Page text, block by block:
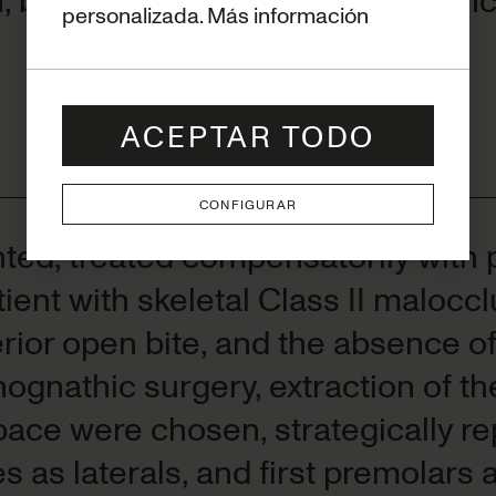
treated compensatorily
with skeletal Class II
open bite, and the absence
surgery, extraction of
were chosen, strategically
as laterals, and first premolars
personalizada.Más información
ACEPTAR TODO
CONFIGURAR